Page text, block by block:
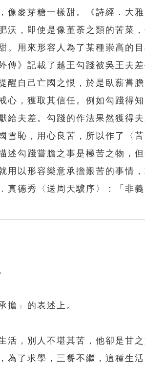
像麥芽糖一樣甜。《詩經．大
沃，即使是像堇荼之類的苦菜
。用來形容人為了某種崇高的
傳》記載了越王勾踐被吳王夫
醒自己亡國之恨，於是臥薪嘗
心，獲取其信任。例如勾踐得
給夫差。勾踐的作法果然獲得
雪恥，用心良苦，所以作了〈
述勾踐嘗膽之事是極苦之物，
用以形容樂意承擔艱苦的事情
真德秀〈送周天驥序〉：「非
擔」的表述上。
活，別人不堪其苦，他卻是甘之
為了求學，三餐不繼，這種生活